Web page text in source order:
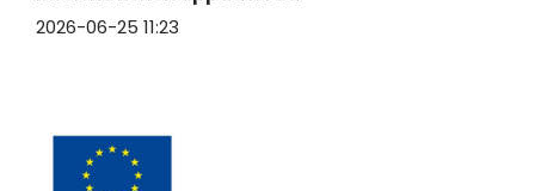
2026-06-25 11:23